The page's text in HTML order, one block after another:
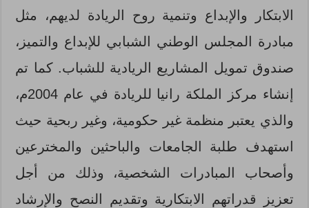
الابتكار والإبداع وتنمية روح الريادة لديهم، مثل
مبادرة المجلس الوطني الشبابي للإبداع والتميز،
صندوق تمويل المشاريع الريادية للشباب. كما تم
إنشاء مركز الملكة رانيا للريادة في عام 2004م،
والذي يعتبر منظمة غير حكومية، وغير ربحية حيث
استهدف طلبة الجامعات والباحثين والمخترعين
وأصحاب المبادرات الشخصية، وذلك من أجل
تعزيز قدراتهم الابتكارية وتقديم النصح والإرشاد